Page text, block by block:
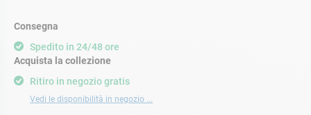
Consegna
Spedito in 24/48 ore
Ritiro in negozio gratis
Vedi le disponibilità in negozio ...
Acquista la collezione